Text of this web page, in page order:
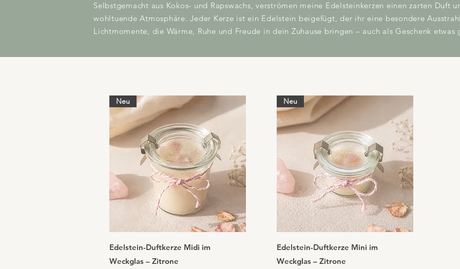
Selbstgemacht aus Kokos- und Rapswachs, verströmen meine Edelsteinkerzen einen zarten Duft
wohltuende Atmosphäre. Jeder Kerze ist ein Edelstein beigefügt, der ihr eine besondere
Lichtmomente, die Wärme, Ruhe und Freude in dein Zuhause bringen – auch als Geschenk etwas
Schnellansicht
Neu
Edelstein-Duftkerze Midi im
Weckglas – Zitrone
Schnellansicht
Neu
Edelstein-Duftkerze Mini im
Weckglas – Zitrone